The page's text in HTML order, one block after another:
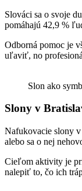
Slováci sa o svoje
pomáhajú 42,9 %
Odborná pomoc je
uľaviť, no
Slon ako
Slony v
Nafukovacie slony
alebo sa o nej
Cieľom aktivity je
nalepiť to, čo ich